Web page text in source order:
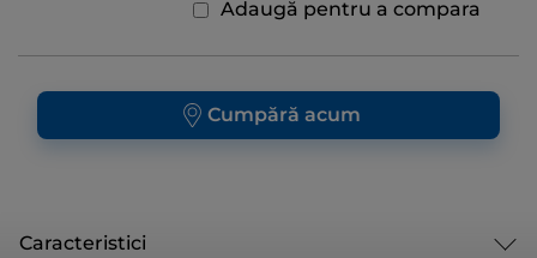
Adaugă pentru a compara
Cumpără acum
Caracteristici